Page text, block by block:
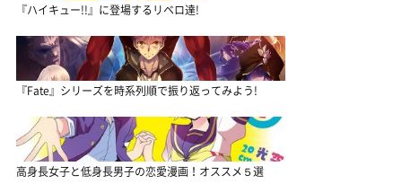
『ハイキュー!!』に登場するリベロ達!
『Fate』シリーズを時系列順で振り返ってみよう!
高身長女子と低身長男子の恋愛漫画！オススメ５選